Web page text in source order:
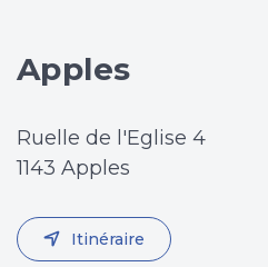
Apples
Ruelle de l'Eglise 4
1143 Apples
Itinéraire